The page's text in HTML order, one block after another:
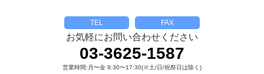
TEL FAX
お気軽にお問い合わせください
03-3625-1587
営業時間:月〜金 9:30〜17:30(※土/日/祝祭日は除く)